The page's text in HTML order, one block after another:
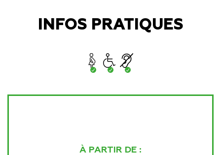
INFOS PRATIQUES
À PARTIR DE :